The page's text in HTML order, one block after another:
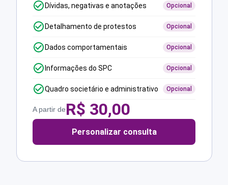
Dívidas, negativas e anotações Opcional
Detalhamento de protestos Opcional
Dados comportamentais Opcional
Informações do SPC Opcional
Quadro societário e administrativo Opcional
A partir deR$ 30,00
Personalizar consulta